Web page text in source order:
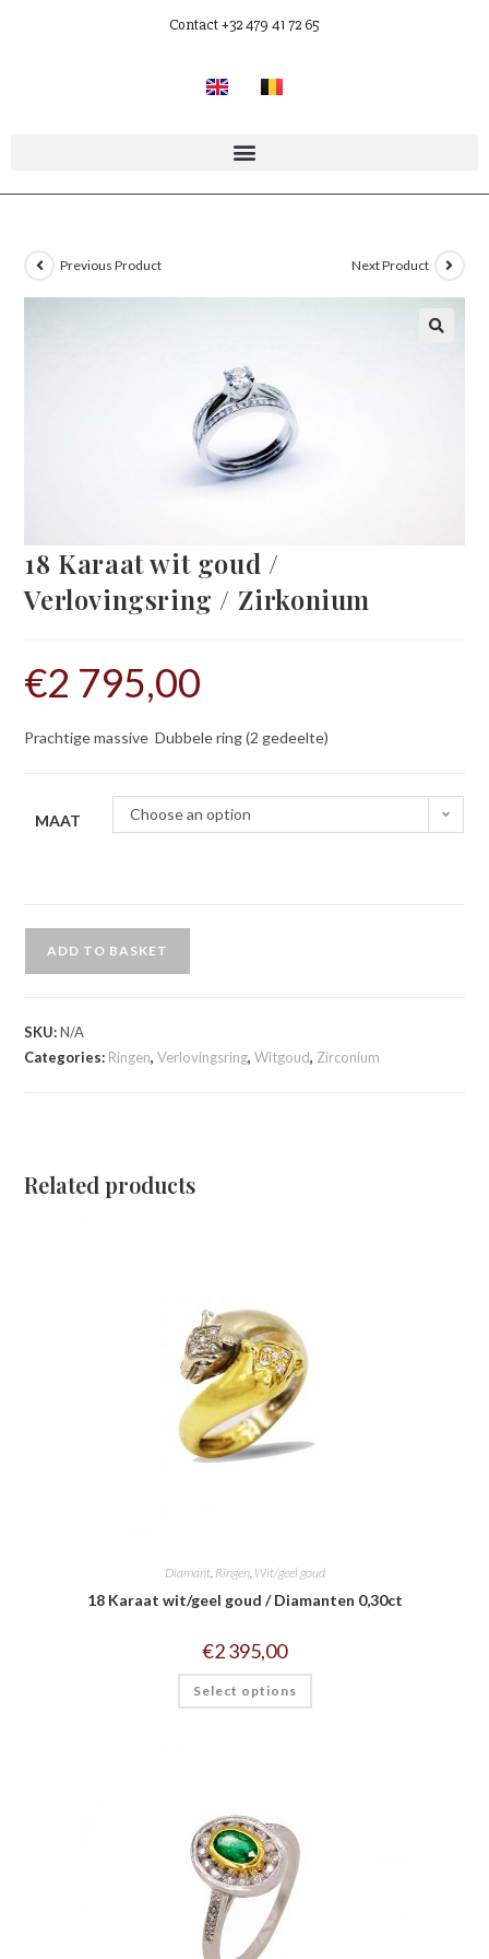
Contact +32 479 41 72 65
Previous Product Next Product
18 Karaat wit goud /
Verlovingsring / Zirkonium
€2 795,00
Prachtige massive Dubbele ring (2 gedeelte)
MAAT Choose an option
ADD TO BASKET
SKU:N/A
Categories: Ringen,Verlovingsring,Witgoud, Zirconium
Related products
Diamant, Ringen, Wit/geel goud
18 Karaat wit/geel goud / Diamanten 0,30ct
€2 395,00
Select options